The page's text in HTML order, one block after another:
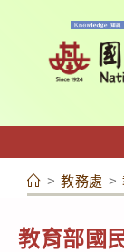
容
> 教務處 >
教育部國